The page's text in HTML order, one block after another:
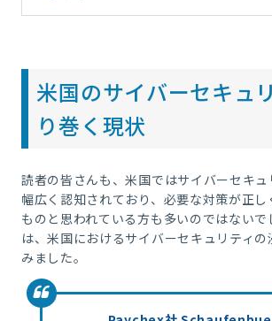
米国のサイバーセキュ
り巻く現状
読者の皆さんも、米国ではサイバーセキ
幅広く認知されており、必要な対策が正し
ものと思われている方も多いのではないで
は、米国におけるサイバーセキュリティ
みました。